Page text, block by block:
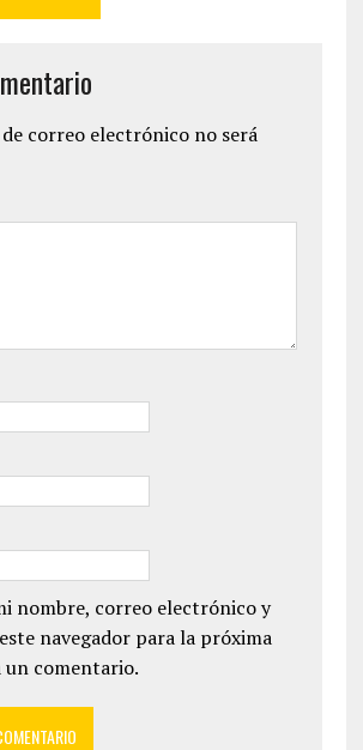
correo electrónico no será
nombre, correo electrónico y
navegador para la próxima
un comentario.